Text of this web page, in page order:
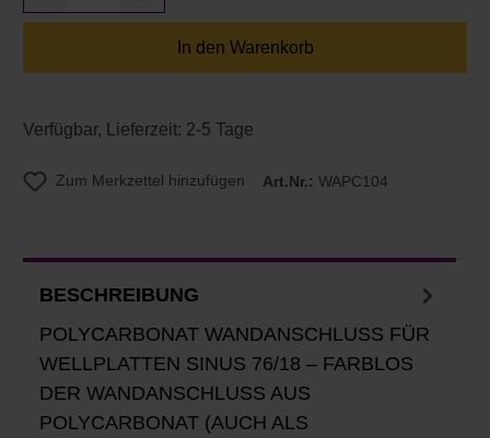
In den Warenkorb
Verfügbar, Lieferzeit: 2-5 Tage
Zum Merkzettel hinzufügen Art.Nr.: WAPC104
BESCHREIBUNG
POLYCARBONAT WANDANSCHLUSS FÜR
WELLPLATTEN SINUS 76/18 – FARBLOS
DER WANDANSCHLUSS AUS
POLYCARBONAT (AUCH ALS